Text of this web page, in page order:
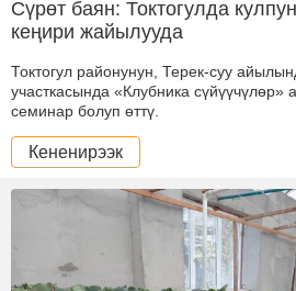
Сүрөт баян: Токтогулда
кеңири жайылууда
Токтогул районунун, Терек-суу
участкасында «Клубника сүйүүчүлөр»
семинар болуп өттү.
Кененирээк